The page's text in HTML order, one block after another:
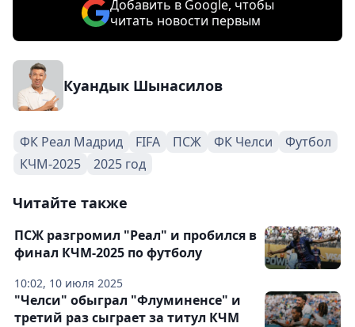
Добавить в Google, чтобы
читать новости первым
Куандык Шынасилов
ФК Реал Мадрид FIFA ПСЖ ФК Челси
Футбол
КЧМ-2025
2025 год
Читайте также
10:02, 10 июля 2025
ПСЖ разгромил "Реал" и пробился в
финал КЧМ-2025 по футболу
"Челси" обыграл "Флуминенсе" и
третий раз сыграет за титул КЧМ